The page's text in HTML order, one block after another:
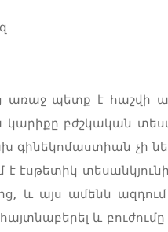
առաջ պետք է հաշվի
բժշկական
չի
էսթետիկ
և այս ամենն
և